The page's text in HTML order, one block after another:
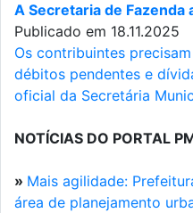
A Secretaria de Fazenda
Publicado em 18.11.2025
Os contribuintes
débitos pendentes e
oficial da Secretária
NOTÍCIAS DO PORTAL
» Mais agilidade:
área de planejamento